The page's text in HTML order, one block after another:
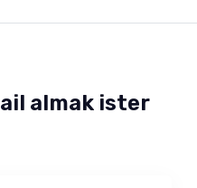
almak ister